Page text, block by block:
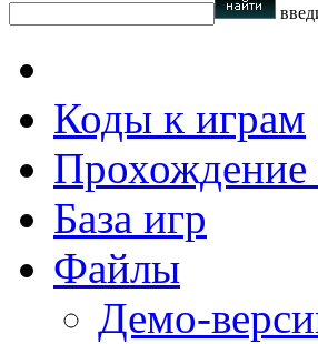
Коды к играм
Прохождение
База игр
Файлы
Демо-